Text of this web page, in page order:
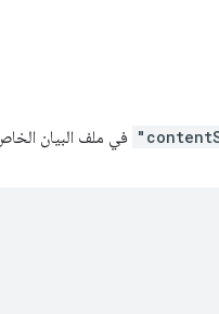
في ملف البيان